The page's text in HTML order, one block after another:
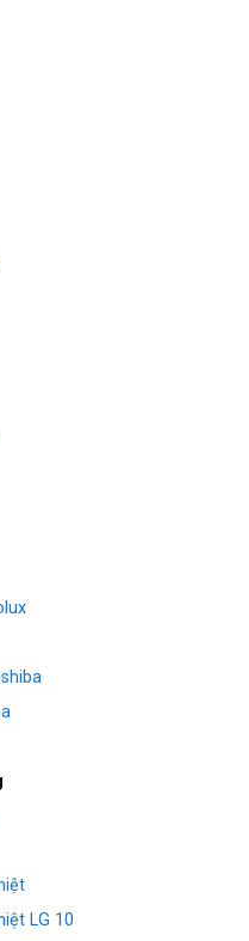
LG 10